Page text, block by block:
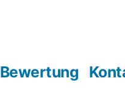
Bewertung